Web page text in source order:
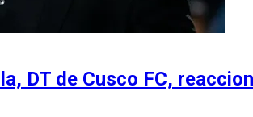
DT de Cusco FC,